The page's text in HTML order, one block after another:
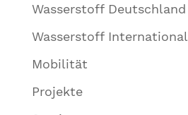
Wasserstoff Deutschland
Wasserstoff International
Mobilität
Projekte